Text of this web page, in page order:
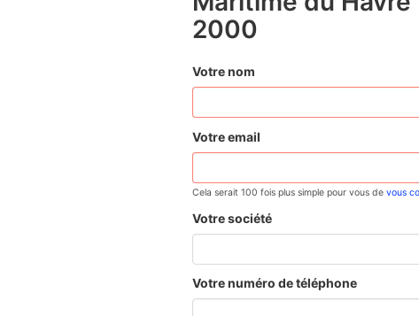
2000
Votre nom
Votre email
Cela serait 100 fois plus simple pour vous devous
Votre société
Votre numéro de téléphone